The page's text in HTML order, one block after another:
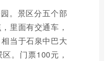
。景区分五个部
里面有交通车，
当于石泉中巴大
。门票100元，